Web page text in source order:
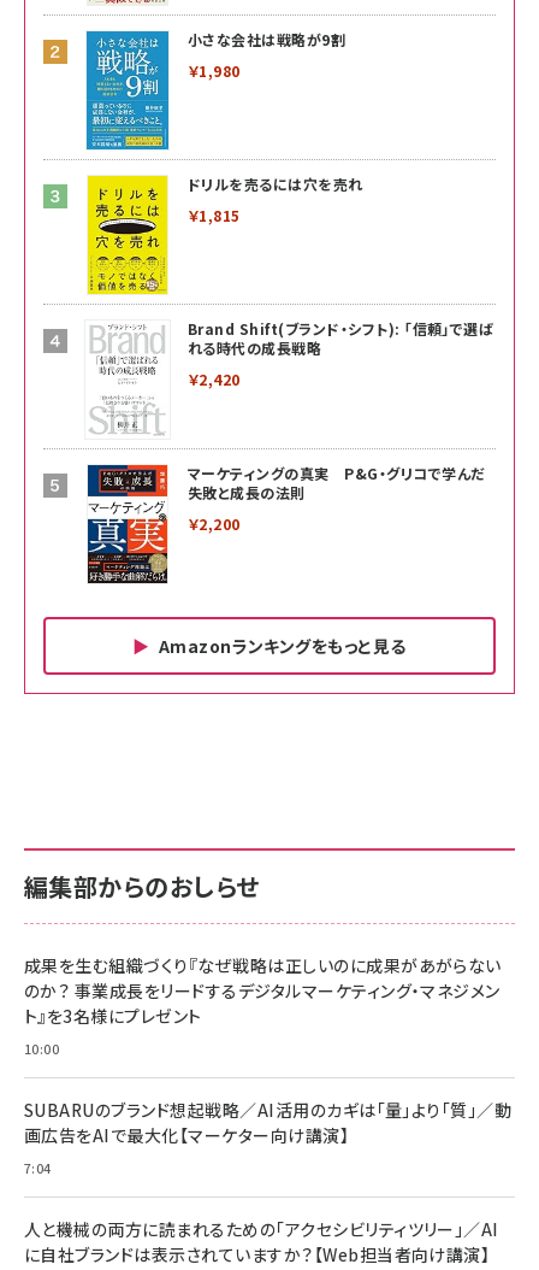
小さな会社は戦略が9割
￥1,980
ドリルを売るには穴を売れ
￥1,815
Brand Shift(ブランド・シフト): 「信頼」で選ば
れる時代の成長戦略
￥2,420
マーケティングの真実 P&G・グリコで学んだ
失敗と成長の法則
￥2,200
Amazonランキングをもっと見る
￥880
anan(アンアン)2026/06/24号 No.2500増刊
スペシャルエディション[王道エンタメの矜持／
￥1,100
anan(アンアン)2026/07/08号 No.2502[2026
￥880
ママ投資家が育休中に１億貯めた株式投資
組織の成果を最大化する ルールのデザイン
￥1,980
サポート正規品 メーカー保証5年 KLMEA128G
NIMASO ガラスフィルム iPhone 17 用 保護フィ
すい ガイド枠付き いPhone17 (6.3インチ) 対応
2枚セット DSP25F1698
￥1,599
￥6,980
全ワイヤレスイヤホン/アクティブノイズキャンセリ
技術基準適合】ブラック
￥5,990
サポート正規品 メーカー保証5年 KLMEA128G
Amazon eギフトカード - Amazonロゴ - クラ
￥5,000
Anker PowerLine III Flow USB-C & USB-C
Pro/Air 各種対応 (1.8m ミッドナイトブラック)
￥1,890
サッポロ 生ビール 黒ラベル 350ml 缶 24本 ビー
編集部からのおしらせ
成果を生む組織づくり『なぜ戦略は正しいのに成果があがらない
のか？ 事業成長をリードするデジタルマーケティング・マネジメン
ト』を3名様にプレゼント
10:00
SUBARUのブランド想起戦略／AI活用のカギは「量」より「質」／動
画広告をAIで最大化【マーケター向け講演】
7:04
人と機械の両方に読まれるための「アクセシビリティツリー」／AI
に自社ブランドは表示されていますか？【Web担当者向け講演】